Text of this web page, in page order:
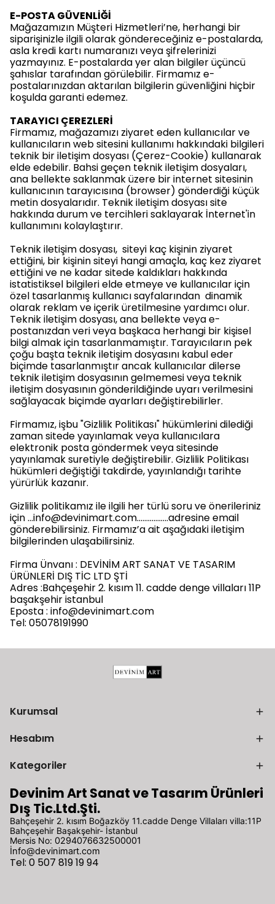
E-POSTA GÜVENLİĞİ
Mağazamızın Müşteri Hizmetleri’ne, herhangi bir
siparişinizle ilgili olarak göndereceğiniz e-postalarda,
asla kredi kartı numaranızı veya şifrelerinizi
yazmayınız. E-postalarda yer alan bilgiler üçüncü
şahıslar tarafından görülebilir. Firmamız e-
postalarınızdan aktarılan bilgilerin güvenliğini hiçbir
koşulda garanti edemez.
TARAYICI ÇEREZLERİ
Firmamız, mağazamızı ziyaret eden kullanıcılar ve
kullanıcıların web sitesini kullanımı hakkındaki bilgileri
teknik bir iletişim dosyası (Çerez-Cookie) kullanarak
elde edebilir. Bahsi geçen teknik iletişim dosyaları,
ana bellekte saklanmak üzere bir internet sitesinin
kullanıcının tarayıcısına (browser) gönderdiği küçük
metin dosyalarıdır. Teknik iletişim dosyası site
hakkında durum ve tercihleri saklayarak İnternet'in
kullanımını kolaylaştırır.
Teknik iletişim dosyası, siteyi kaç kişinin ziyaret
ettiğini, bir kişinin siteyi hangi amaçla, kaç kez ziyaret
ettiğini ve ne kadar sitede kaldıkları hakkında
istatistiksel bilgileri elde etmeye ve kullanıcılar için
özel tasarlanmış kullanıcı sayfalarından dinamik
olarak reklam ve içerik üretilmesine yardımcı olur.
Teknik iletişim dosyası, ana bellekte veya e-
postanızdan veri veya başkaca herhangi bir kişisel
bilgi almak için tasarlanmamıştır. Tarayıcıların pek
çoğu başta teknik iletişim dosyasını kabul eder
biçimde tasarlanmıştır ancak kullanıcılar dilerse
teknik iletişim dosyasının gelmemesi veya teknik
iletişim dosyasının gönderildiğinde uyarı verilmesini
sağlayacak biçimde ayarları değiştirebilirler.
Firmamız, işbu "Gizlilik Politikası" hükümlerini dilediği
zaman sitede yayınlamak veya kullanıcılara
elektronik posta göndermek veya sitesinde
yayınlamak suretiyle değiştirebilir. Gizlilik Politikası
hükümleri değiştiği takdirde, yayınlandığı tarihte
yürürlük kazanır.
Gizlilik politikamız ile ilgili her türlü soru ve önerileriniz
için…info@devinimart.com……………..adresine email
gönderebilirsiniz. Firmamız’a ait aşağıdaki iletişim
bilgilerinden ulaşabilirsiniz.
Firma Ünvanı : DEVİNİM ART SANAT VE TASARIM
ÜRÜNLERİ DIŞ TİC LTD ŞTİ
Adres :Bahçeşehir 2. kısım 11. cadde denge villaları 11P
başakşehir istanbul
Eposta : info@devinimart.com
Tel: 05078191990
Kurumsal
Hesabım
Kategoriler
Devinim Art Sanat ve Tasarım Ürünleri
Dış Tic.Ltd.Şti.
Bahçeşehir 2. kısım Boğazköy 11.cadde Denge Villaları villa:11P
Bahçeşehir Başakşehir- İstanbul
Mersis No: 0294076632500001
İnfo@devinimart.com
Tel: 0 507 819 19 94